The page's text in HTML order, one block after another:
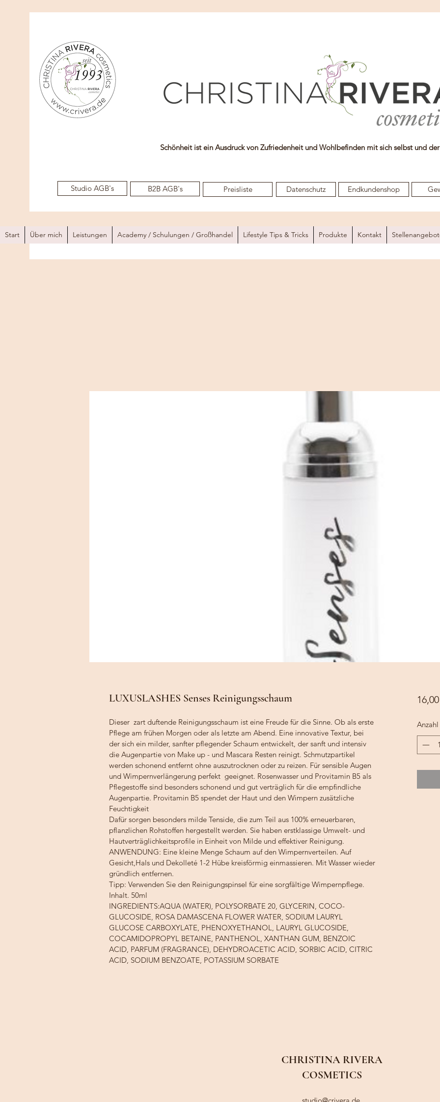
Schönheit ist ein Ausdruck von Zufriedenheit und Wohlbefinden mit sich selbst und
Studio AGB's B2B AGB's Preisliste Datenschutz Endkundenshop
Start Über mich Leistungen Academy / Schulungen / Großhandel Lifestyle Tips & Tricks Produkte Kontakt
LUXUSLASHES Senses Reinigungsschaum
Dieser  zart duftende Reinigungsschaum ist eine Freude für die Sinne. Ob als erste
Pflege am frühen Morgen oder als letzte am Abend. Eine innovative Textur, bei
der sich ein milder, sanfter pflegender Schaum entwickelt, der sanft und intensiv
die Augenpartie von Make up - und Mascara Resten reinigt. Schmutzpartikel
werden schonend entfernt ohne auszutrocknen oder zu reizen. Für sensible Augen
und Wimpernverlängerung perfekt  geeignet. Rosenwasser und Provitamin B5 als
Pflegestoffe sind besonders schonend und gut verträglich für die empfindliche
Augenpartie. Provitamin B5 spendet der Haut und den Wimpern zusätzliche
Feuchtigkeit
Dafür sorgen besonders milde Tenside, die zum Teil aus 100% erneuerbaren,
pflanzlichen Rohstoffen hergestellt werden. Sie haben erstklassige Umwelt- und
Hautverträglichkeitsprofile in Einheit von Milde und effektiver Reinigung.
ANWENDUNG: Eine kleine Menge Schaum auf den Wimpernverteilen. Auf
Gesicht,Hals und Dekolleté 1-2 Hübe kreisförmig einmassieren. Mit Wasser wieder
gründlich entfernen.
Tipp: Verwenden Sie den Reinigungspinsel für eine sorgfältige Wimpernpflege.
Inhalt. 50ml
INGREDIENTS:AQUA (WATER), POLYSORBATE 20, GLYCERIN, COCO-
GLUCOSIDE, ROSA DAMASCENA FLOWER WATER, SODIUM LAURYL
GLUCOSE CARBOXYLATE, PHENOXYETHANOL, LAURYL GLUCOSIDE,
COCAMIDOPROPYL BETAINE, PANTHENOL, XANTHAN GUM, BENZOIC
ACID, PARFUM (FRAGRANCE), DEHYDROACETIC ACID, SORBIC ACID, CITRIC
ACID, SODIUM BENZOATE, POTASSIUM SORBATE
Anzahl
CHRISTINA RIVERA
COSMETICS
studio@crivera.de